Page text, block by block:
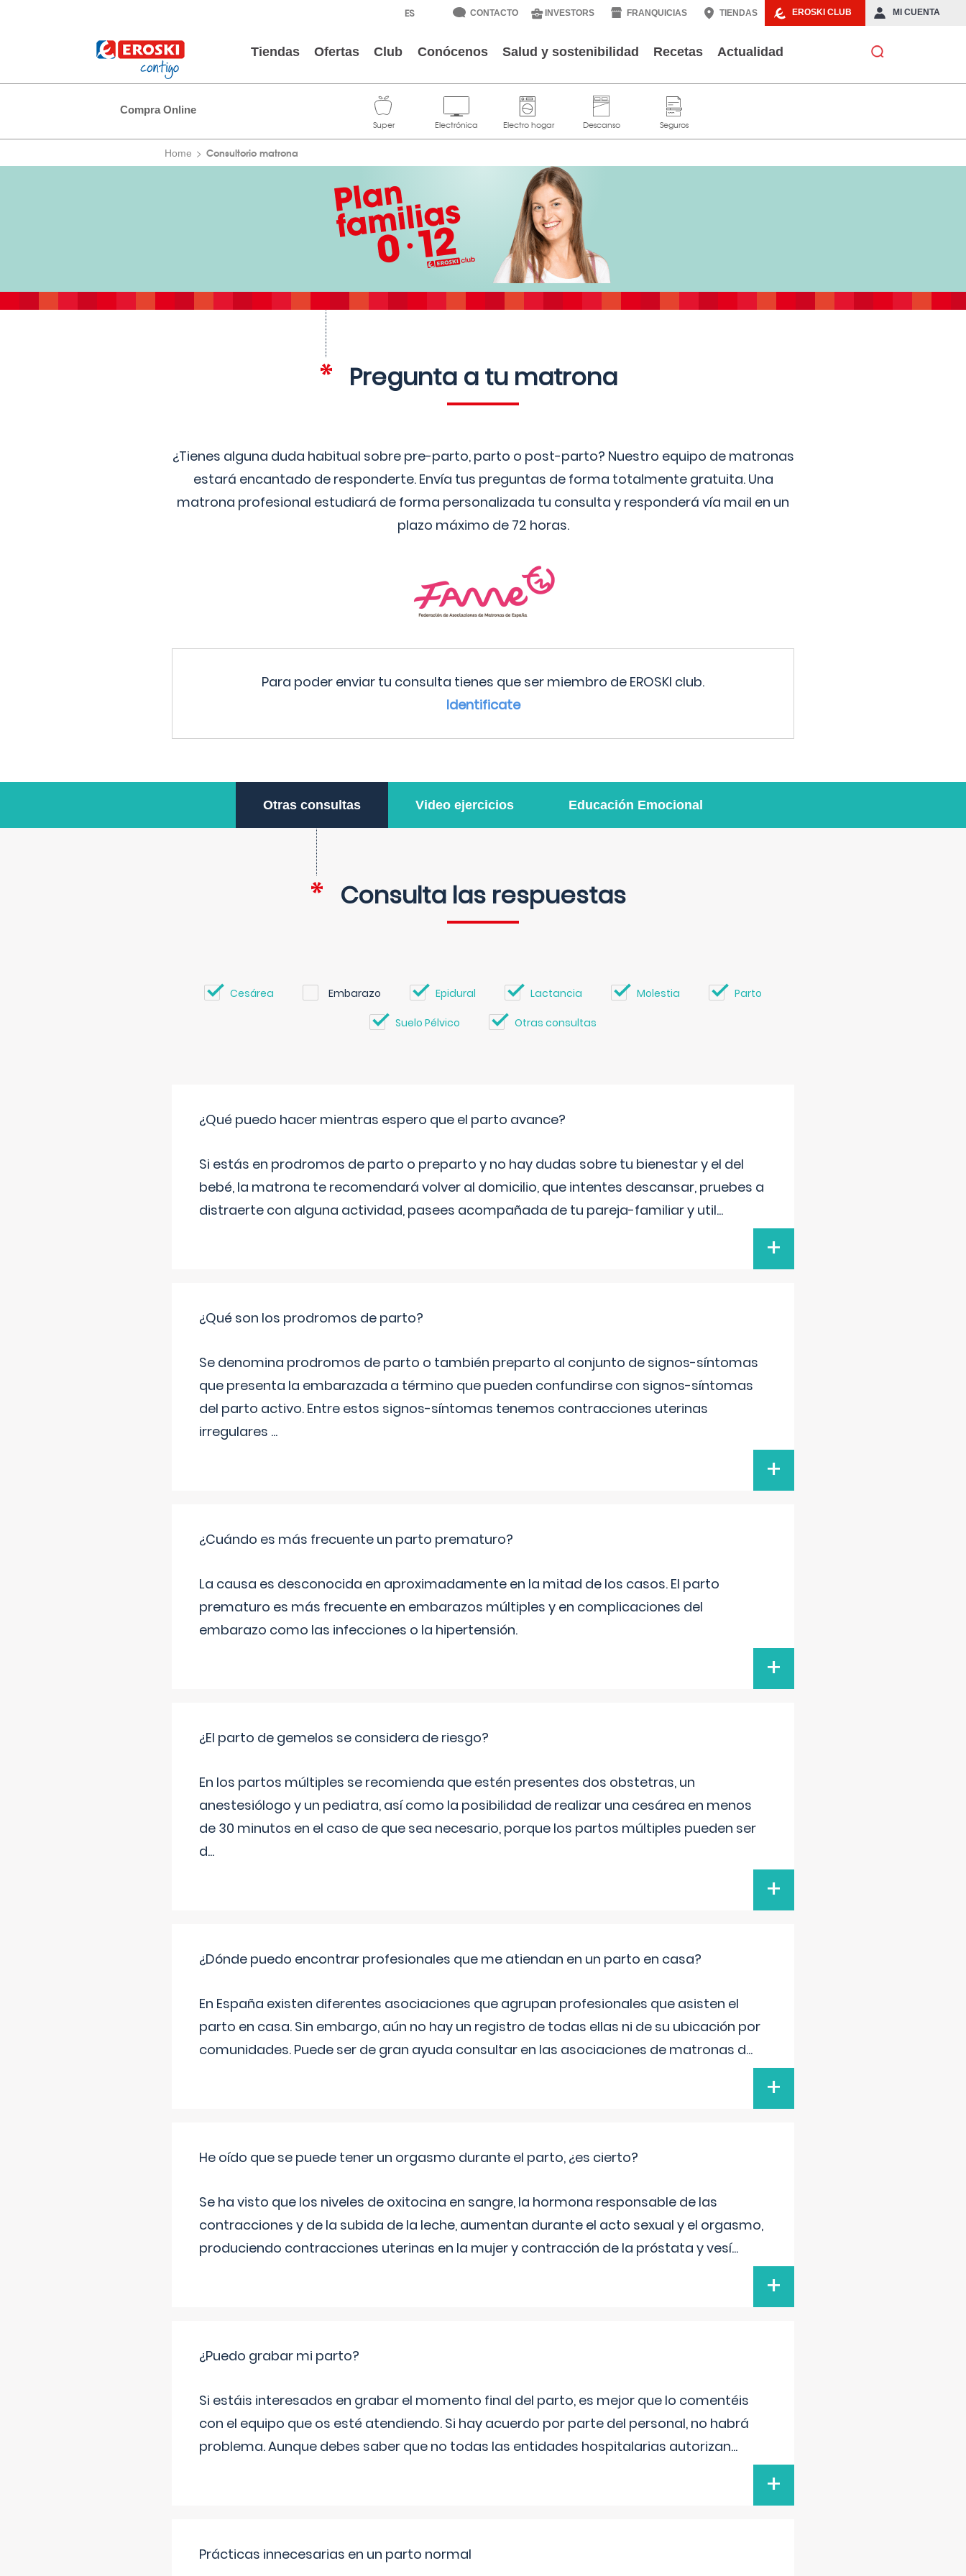
EROSKI CLUB MI CUENTA
CONTACTO INVESTORS FRANQUICIAS TIENDAS
Tiendas Ofertas Club Conócenos Salud y sostenibilidad Recetas Actualidad
Compra Online
Home Consultorio matrona
Pregunta a tu matrona
¿Tienes alguna duda habitual sobre pre-parto, parto o post-parto? Nuestro equipo de matronas
estará encantado de responderte. Envía tus preguntas de forma totalmente gratuita. Una
matrona profesional estudiará de forma personalizada tu consulta y responderá vía mail en un
plazo máximo de 72 horas.
Para poder enviar tu consulta tienes que ser miembro de EROSKI club.
Identificate
Otras consultas Video ejercicios Educación Emocional
Consulta las respuestas
Cesárea Embarazo Epidural Lactancia Molestia Parto
Suelo Pélvico Otras consultas
¿Qué puedo hacer mientras espero que el parto avance?
Si estás en prodromos de parto o preparto y no hay dudas sobre tu bienestar y el del
bebé, la matrona te recomendará volver al domicilio, que intentes descansar, pruebes a
distraerte con alguna actividad, pasees acompañada de tu pareja-familiar y util...
+
¿Qué son los prodromos de parto?
Se denomina prodromos de parto o también preparto al conjunto de signos-síntomas
que presenta la embarazada a término que pueden confundirse con signos-síntomas
del parto activo. Entre estos signos-síntomas tenemos contracciones uterinas
irregulares ...
+
¿Cuándo es más frecuente un parto prematuro?
La causa es desconocida en aproximadamente en la mitad de los casos. El parto
prematuro es más frecuente en embarazos múltiples y en complicaciones del
embarazo como las infecciones o la hipertensión.
+
¿El parto de gemelos se considera de riesgo?
En los partos múltiples se recomienda que estén presentes dos obstetras, un
anestesiólogo y un pediatra, así como la posibilidad de realizar una cesárea en menos
de 30 minutos en el caso de que sea necesario, porque los partos múltiples pueden ser
d...
+
¿Dónde puedo encontrar profesionales que me atiendan en un parto en casa?
En España existen diferentes asociaciones que agrupan profesionales que asisten el
parto en casa. Sin embargo, aún no hay un registro de todas ellas ni de su ubicación por
comunidades. Puede ser de gran ayuda consultar en las asociaciones de matronas d...
+
He oído que se puede tener un orgasmo durante el parto, ¿es cierto?
Se ha visto que los niveles de oxitocina en sangre, la hormona responsable de las
contracciones y de la subida de la leche, aumentan durante el acto sexual y el orgasmo,
produciendo contracciones uterinas en la mujer y contracción de la próstata y vesí...
+
¿Puedo grabar mi parto?
Si estáis interesados en grabar el momento final del parto, es mejor que lo comentéis
con el equipo que os esté atendiendo. Si hay acuerdo por parte del personal, no habrá
problema. Aunque debes saber que no todas las entidades hospitalarias autorizan...
+
Prácticas innecesarias en un parto normal